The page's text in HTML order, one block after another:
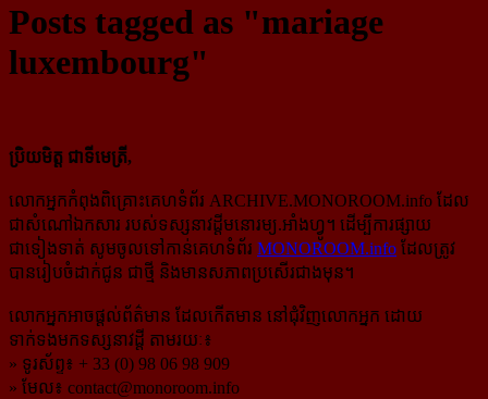
Posts tagged as "mariage
luxembourg"
ប្រិយមិត្ត ជាទីមេត្រី,
លោកអ្នកកំពុងពិគ្រោះគេហទំព័រ ARCHIVE.MONOROOM.info ដែល
ជាសំណៅឯកសារ របស់ទស្សនាវដ្ដីមនោរម្យ.អាំងហ្វូ។ ដើម្បីការផ្សាយ
ជាទៀងទាត់ សូមចូលទៅកាន់​គេហទំព័រ MONOROOM.info ដែលត្រូវ
បានរៀបចំដាក់ជូន ជាថ្មី និងមានសភាពប្រសើរជាងមុន។
លោកអ្នកអាចផ្ដល់ព័ត៌មាន ដែលកើតមាន នៅជុំវិញលោកអ្នក ដោយ
ទាក់ទងមកទស្សនាវដ្ដី តាមរយៈ៖
» ទូរស័ព្ទ៖ + 33 (0) 98 06 98 909
» មែល៖ contact@monoroom.info